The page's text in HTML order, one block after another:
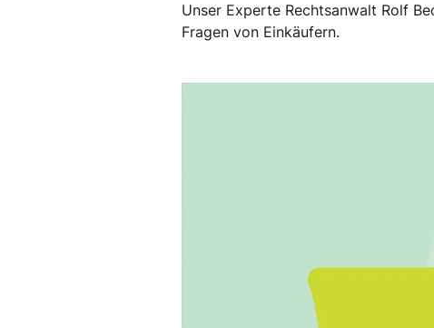
Unser Experte Rechtsanwalt Rolf
Fragen von Einkäufern.